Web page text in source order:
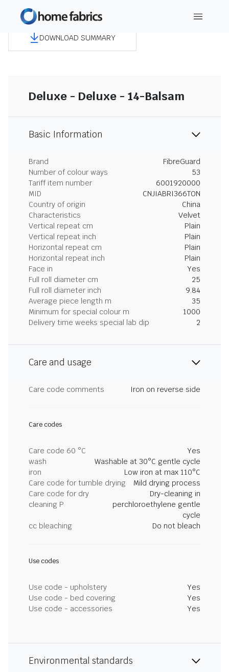
DOWNLOAD SUMMARY
Deluxe - Deluxe - 14-Balsam
Basic Information
Brand
FibreGuard
Number of colour ways
53
Tariff item number
6001920000
MID
CNJIABRI366TON
Country of origin
China
Characteristics
Velvet
Vertical repeat cm
Plain
Vertical repeat inch
Plain
Horizontal repeat cm
Plain
Horizontal repeat inch
Plain
Face in
Yes
Full roll diameter cm
25
Full roll diameter inch
9.84
Average piece length m
35
Minimum for special colour m
1000
Delivery time weeks special lab dip
2
Care and usage
Care code comments Iron on reverse side
Care codes
Care code 60 °C
Yes
wash
Washable at 30°C gentle cycle
iron
Low iron at max 110°C
Care code for tumble drying
Mild drying process
Care code for dry
cleaning P
Dry-cleaning in
perchloroethylene gentle
cycle
cc bleaching
Do not bleach
Use codes
Use code - upholstery
Yes
Use code - bed covering
Yes
Use code - accessories
Yes
Environmental standards